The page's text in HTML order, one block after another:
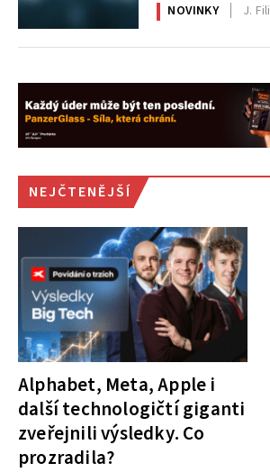
NOVINKY J.
NEJČTENĚJŠÍ
Alphabet, Meta, Apple i
další technologičtí giganti
zveřejnili výsledky. Co
prozradila?